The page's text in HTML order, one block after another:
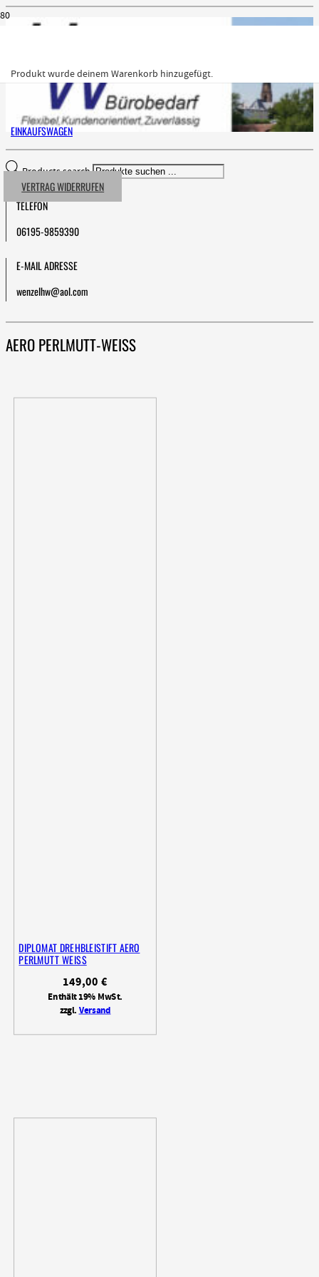
Produktwurde deinem Warenkorb hinzugefügt.
EINKAUFSWAGEN
VERTRAG WIDERRUFEN
Products search
TELEFON
06195-9859390
E-MAIL ADRESSE
wenzelhw@aol.com
AERO PERLMUTT-WEISS
DIPLOMAT DREHBLEISTIFT AERO
PERLMUTT WEISS
149,00 €
Enthält 19% MwSt.
zzgl.Versand